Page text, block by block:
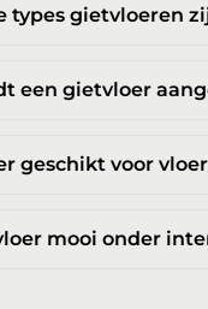
types gietvloeren
een gietvloer
geschikt voor
mooi onder